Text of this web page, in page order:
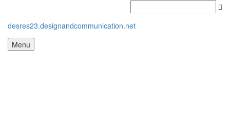
desres23.designandcommunication.net
Menu